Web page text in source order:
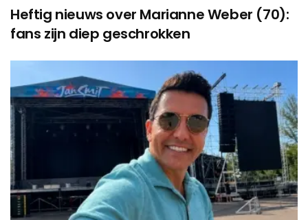
Heftig nieuws over Marianne Weber (70):
fans zijn diep geschrokken